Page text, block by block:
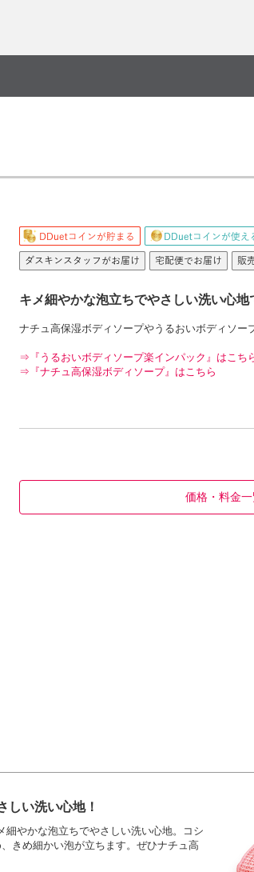
キメ細やかな泡立ちでやさしい洗い心地
ナチュ高保湿ボディソープやうるおいボディソー
⇒『うるおいボディソープ楽インパック』はこち
⇒『ナチュ高保湿ボディソープ』はこちら
価格・料金
しい洗い心地！
細やかな泡立ちでやさしい洗い心地。コシ
きめ細かい泡が立ちます。ぜひナチュ高